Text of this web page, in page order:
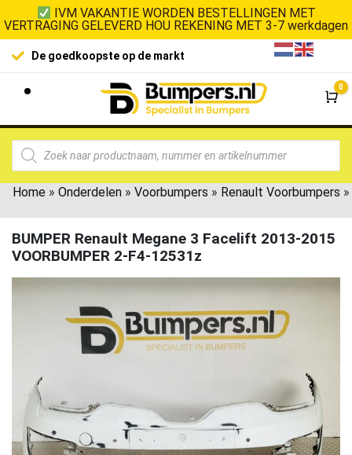
IVM VAKANTIE WORDEN BESTELLINGEN MET
VERTRAGING GELEVERD HOU REKENING MET 3-7 werkdagen
De goedkoopste op de markt
0
Home » Onderdelen » Voorbumpers » Renault Voorbumpers »
BUMPER Renault Megane 3 Facelift 2013-2015
VOORBUMPER 2-F4-12531z